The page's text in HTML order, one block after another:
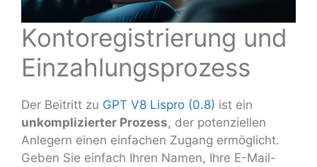
Kontoregistrierung und
Einzahlungsprozess
Der Beitritt zu GPT V8 Lispro (0.8) ist ein
unkomplizierter Prozess, der potenziellen
Anlegern einen einfachen Zugang ermöglicht.
Geben Sie einfach Ihren Namen, Ihre E-Mail-